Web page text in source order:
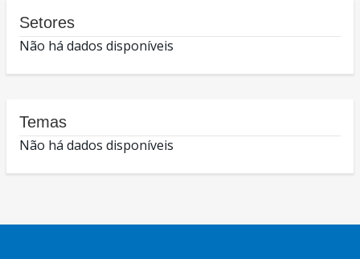
Setores
Não há dados disponíveis
Temas
Não há dados disponíveis